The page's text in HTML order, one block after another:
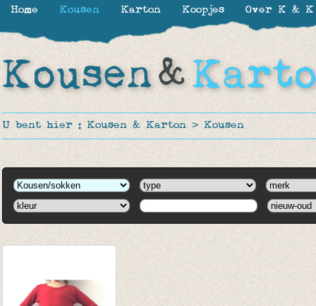
U bent hier : Kousen & Karton > Kousen
Home Kousen Karton Koopjes Over K & K